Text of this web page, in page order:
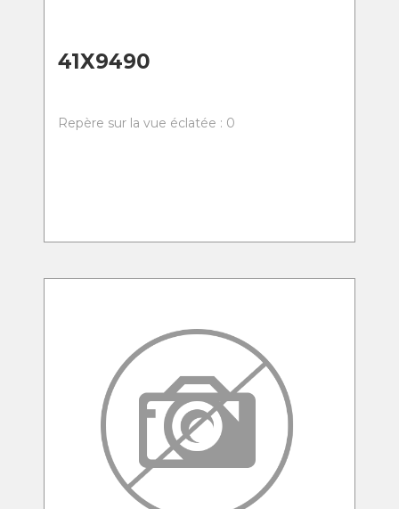
41X9490
Repère sur la vue éclatée : 0